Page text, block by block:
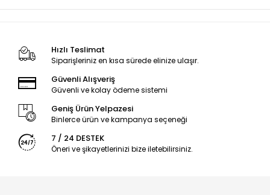
Hızlı Teslimat
Siparişleriniz en kısa sürede elinize ulaşır.
Güvenli Alışveriş
Güvenli ve kolay ödeme sistemi
Geniş Ürün Yelpazesi
Binlerce ürün ve kampanya seçeneği
7 / 24 DESTEK
Öneri ve şikayetlerinizi bize iletebilirsiniz.